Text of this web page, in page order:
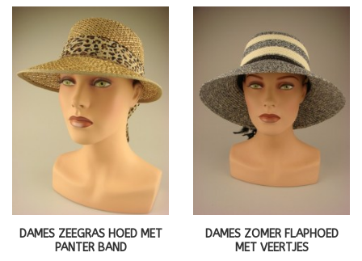
DAMES ZEEGRAS HOED MET
PANTER BAND
DAMES ZOMER FLAPHOED
MET VEERTJES